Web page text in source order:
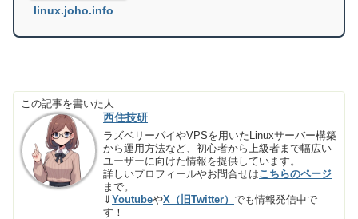
linux.joho.info
この記事を書いた人
西住技研
ラズベリーパイやVPSを用いたLinuxサーバー構築
から運用方法など、初心者から上級者まで幅広い
ユーザーに向けた情報を提供しています。
詳しいプロフィールやお問合せはこちらのページ
まで。
⇓YoutubeやX（旧Twitter）でも情報発信中で
す！